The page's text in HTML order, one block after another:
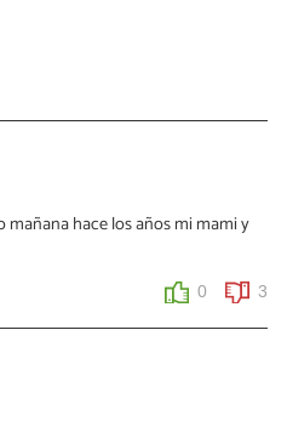
hace los años mi mami y
0 3